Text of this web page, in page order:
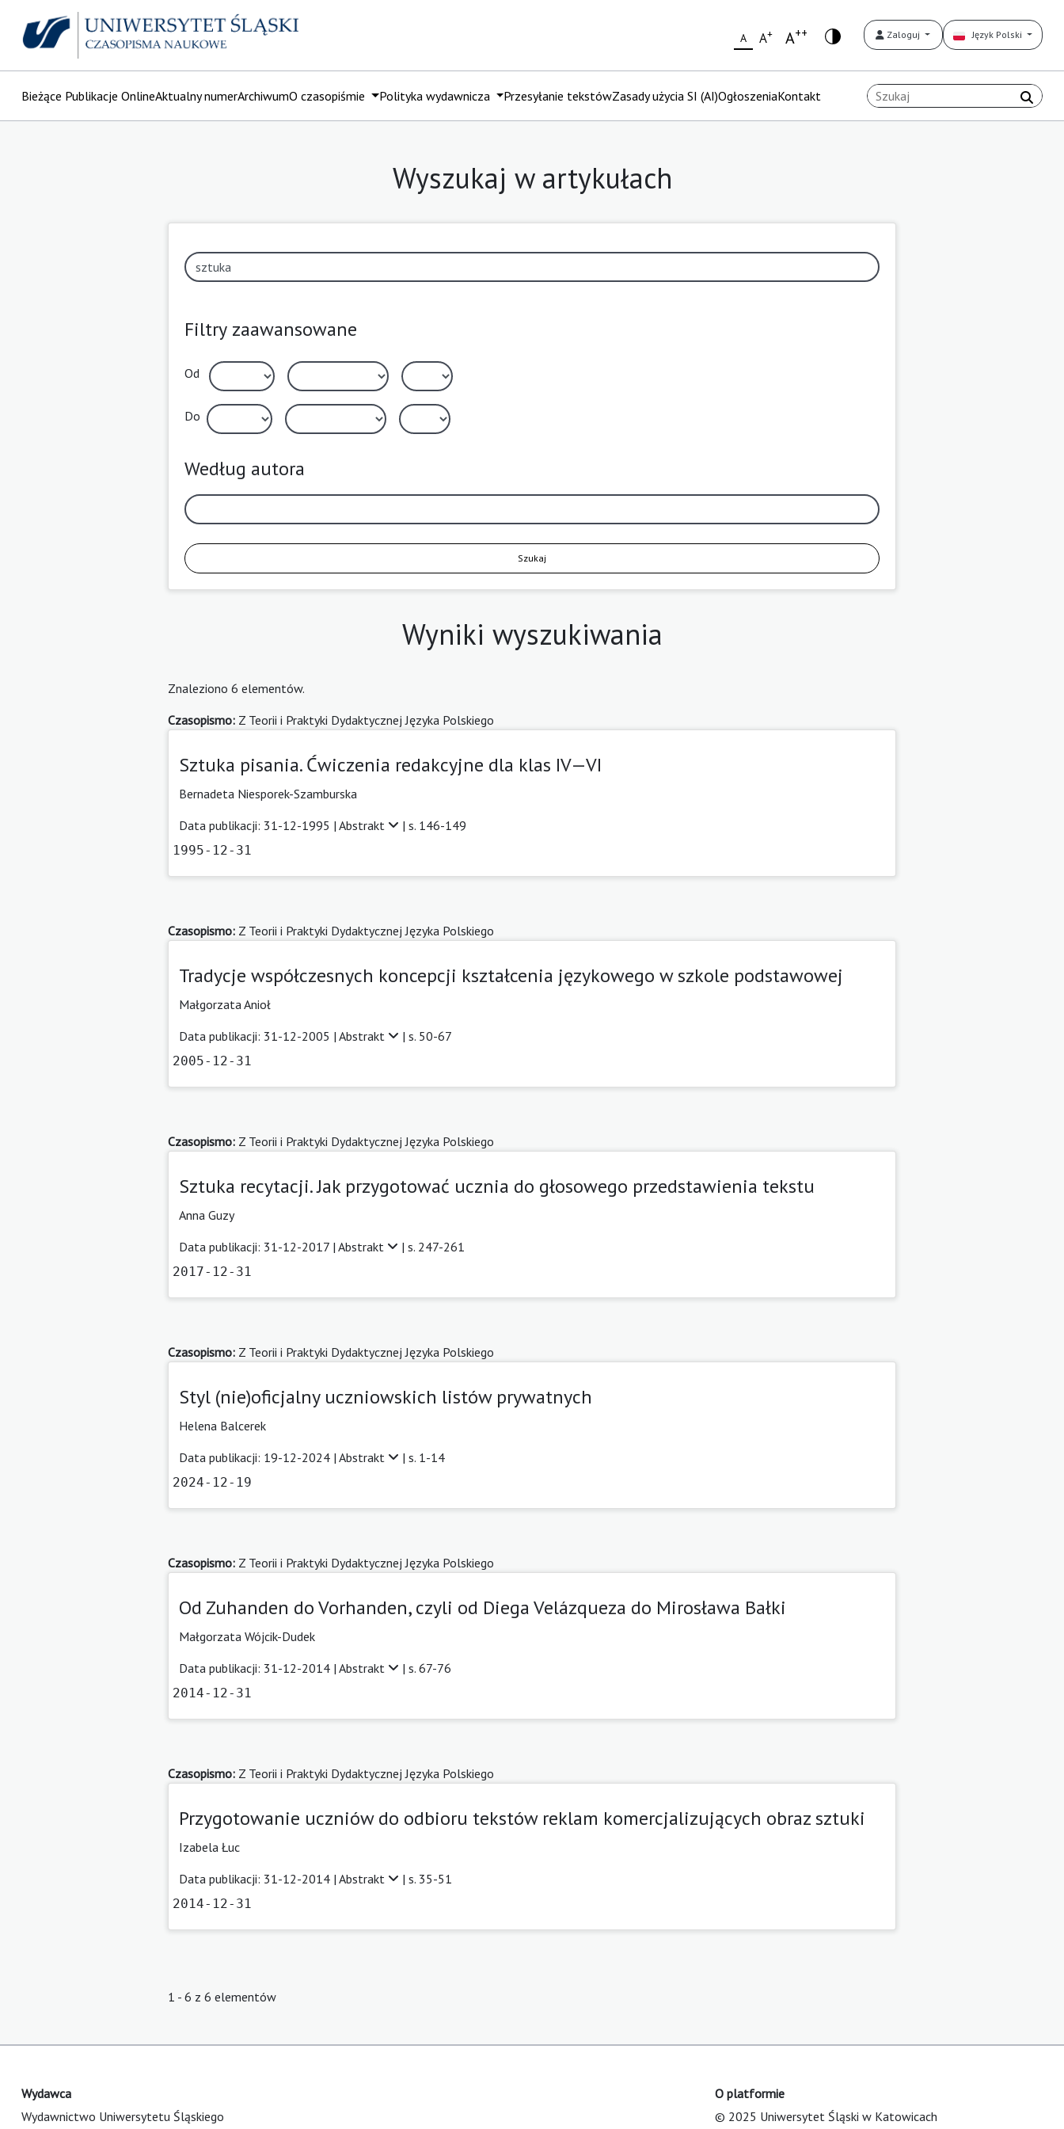
A A+ A++ Zaloguj Język Polski
Bieżące Publikacje OnlineAktualny numerArchiwumO czasopiśmie Polityka wydawnicza Przesyłanie tekstówZasady użycia SI (AI)OgłoszeniaKontakt
Wyszukaj w artykułach
Filtry zaawansowane
Od
Do
Według autora
Szukaj
Wyniki wyszukiwania
Znaleziono 6 elementów.
Czasopismo: Z Teorii i Praktyki Dydaktycznej Języka Polskiego
Sztuka pisania. Ćwiczenia redakcyjne dla klas IV—VI
Bernadeta Niesporek-Szamburska
Data publikacji: 31-12-1995 | Abstrakt | s. 146-149
1995-12-31
Czasopismo: Z Teorii i Praktyki Dydaktycznej Języka Polskiego
Tradycje współczesnych koncepcji kształcenia językowego w szkole podstawowej
Małgorzata Anioł
Data publikacji: 31-12-2005 | Abstrakt | s. 50-67
2005-12-31
Czasopismo: Z Teorii i Praktyki Dydaktycznej Języka Polskiego
Sztuka recytacji. Jak przygotować ucznia do głosowego przedstawienia tekstu
Anna Guzy
Data publikacji: 31-12-2017 | Abstrakt | s. 247-261
2017-12-31
Czasopismo: Z Teorii i Praktyki Dydaktycznej Języka Polskiego
Styl (nie)oficjalny uczniowskich listów prywatnych
Helena Balcerek
Data publikacji: 19-12-2024 | Abstrakt | s. 1-14
2024-12-19
Czasopismo: Z Teorii i Praktyki Dydaktycznej Języka Polskiego
Od Zuhanden do Vorhanden, czyli od Diega Velázqueza do Mirosława Bałki
Małgorzata Wójcik-Dudek
Data publikacji: 31-12-2014 | Abstrakt | s. 67-76
2014-12-31
Czasopismo: Z Teorii i Praktyki Dydaktycznej Języka Polskiego
Przygotowanie uczniów do odbioru tekstów reklam komercjalizujących obraz sztuki
Izabela Łuc
Data publikacji: 31-12-2014 | Abstrakt | s. 35-51
2014-12-31
1 - 6 z 6 elementów
Wydawca
Wydawnictwo Uniwersytetu Śląskiego
O platformie
© 2025 Uniwersytet Śląski w Katowicach